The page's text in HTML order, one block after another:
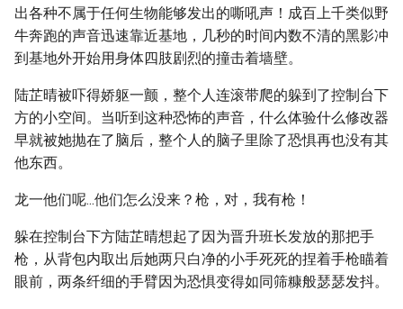
出各种不属于任何生物能够发出的嘶吼声！成百上千类似野
牛奔跑的声音迅速靠近基地，几秒的时间内数不清的黑影冲
到基地外开始用身体四肢剧烈的撞击着墙壁。
陆芷晴被吓得娇躯一颤，整个人连滚带爬的躲到了控制台下
方的小空间。当听到这种恐怖的声音，什么体验什么修改器
早就被她抛在了脑后，整个人的脑子里除了恐惧再也没有其
他东西。
龙一他们呢...他们怎么没来？枪，对，我有枪！
躲在控制台下方陆芷晴想起了因为晋升班长发放的那把手
枪，从背包内取出后她两只白净的小手死死的捏着手枪瞄着
眼前，两条纤细的手臂因为恐惧变得如同筛糠般瑟瑟发抖。